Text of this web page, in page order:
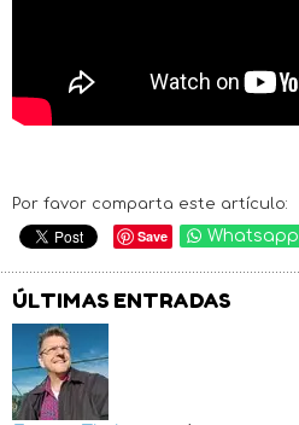
Por favor comparta este artículo:
Save Whatsapp
ÚLTIMAS ENTRADAS